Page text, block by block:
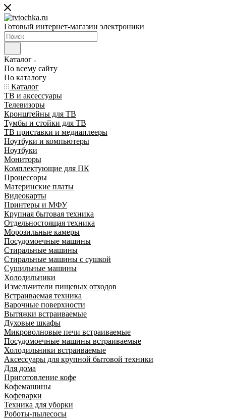
Готовый интернет-магазин электроники
Каталог
По всему сайту
По каталогу
Каталог
ТВ и аксессуары
Телевизоры
Кронштейны для ТВ
Тумбы и стойки для ТВ
ТВ приставки и медиаплееры
Ноутбуки и компьютеры
Ноутбуки
Мониторы
Комплектующие для ПК
Процессоры
Материнские платы
Видеокарты
Принтеры и МФУ
Крупная бытовая техника
Отдельностоящая техника
Морозильные камеры
Посудомоечные машины
Стиральные машины
Стиральные машины с сушкой
Сушильные машины
Холодильники
Измельчители пищевых отходов
Встраиваемая техника
Варочные поверхности
Вытяжки встраиваемые
Духовые шкафы
Микроволновые печи встраиваемые
Посудомоечные машины встраиваемые
Холодильники встраиваемые
Аксессуары для крупной бытовой техники
Для дома
Приготовление кофе
Кофемашины
Кофеварки
Техника для уборки
Роботы-пылесосы